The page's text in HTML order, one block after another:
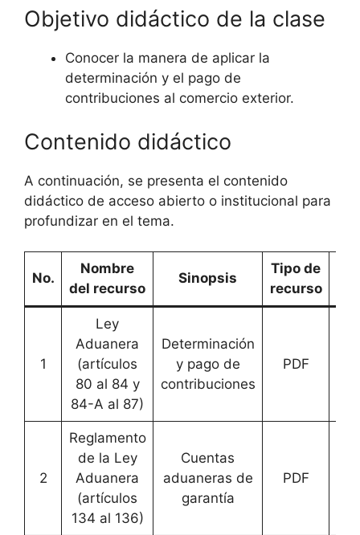
Objetivo didáctico de la clase
Conocer la manera de aplicar la
determinación y el pago de
contribuciones al comercio exterior.
Contenido didáctico
A continuación, se presenta el contenido
didáctico de acceso abierto o institucional para
profundizar en el tema.
No.
Nombre
del recurso
Sinopsis
Tipo de
recurso
1
Ley
Aduanera
(artículos
80 al 84 y
84-A al 87)
Determinación
y pago de
contribuciones
PDF
2
Reglamento
de la Ley
Aduanera
(artículos
134 al 136)
Cuentas
aduaneras de
garantía
PDF